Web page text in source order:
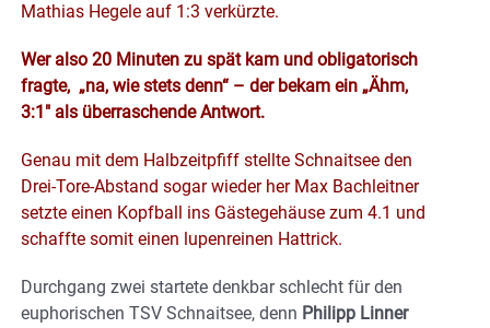
Mathias Hegele auf 1:3 verkürzte.
Wer also 20 Minuten zu spät kam und obligatorisch
fragte, „na, wie stets denn“ – der bekam ein „Ähm,
3:1″ als überraschende Antwort.
Genau mit dem Halbzeitpfiff stellte Schnaitsee den
Drei-Tore-Abstand sogar wieder her Max Bachleitner
setzte einen Kopfball ins Gästegehäuse zum 4.1 und
schaffte somit einen lupenreinen Hattrick.
Durchgang zwei startete denkbar schlecht für den
euphorischen TSV Schnaitsee, denn Philipp Linner